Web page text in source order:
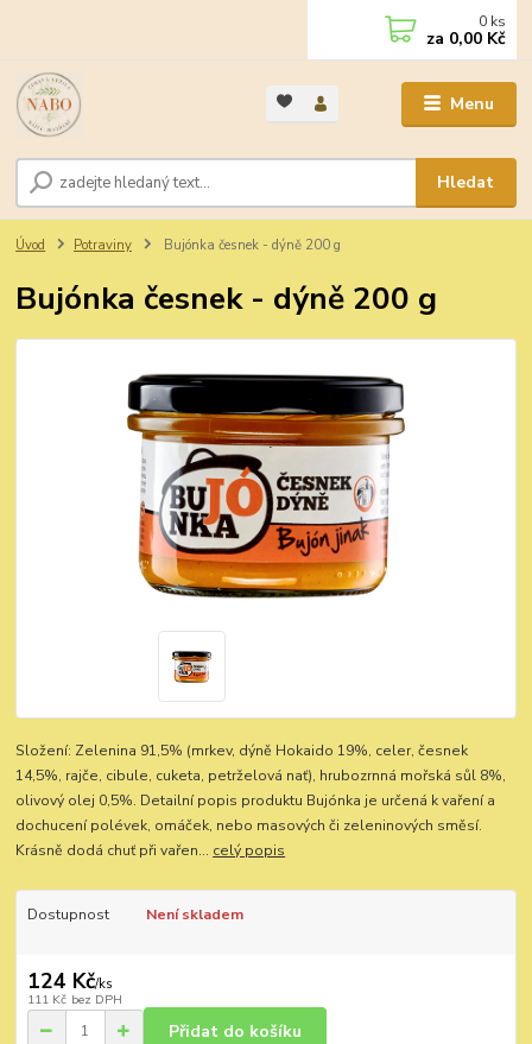
Menu
Hledat
0 ks
za 0,00 Kč
Úvod Potraviny Bujónka česnek - dýně 200 g
Bujónka česnek - dýně 200 g
Složení: Zelenina 91,5% (mrkev, dýně Hokaido 19%, celer, česnek
14,5%, rajče, cibule, cuketa, petrželová nať), hrubozrnná mořská sůl 8%,
olivový olej 0,5%. Detailní popis produktu Bujónka je určená k vaření a
dochucení polévek, omáček, nebo masových či zeleninových směsí.
Krásně dodá chuť při vařen... celý popis
Dostupnost Není skladem
124 Kč/ks
111 Kč bez DPH
Přidat do košíku